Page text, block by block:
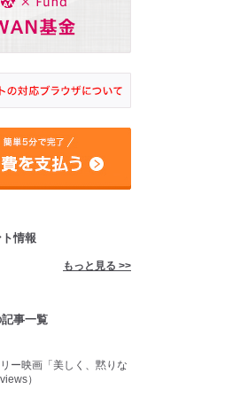
情報
もっと見る >>
事一覧
ー映画「美しく、黙りな
）